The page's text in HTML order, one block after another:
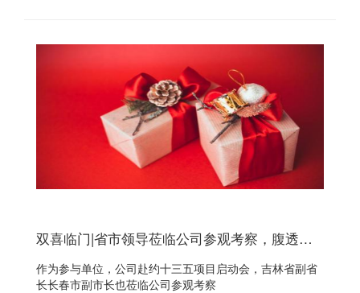
双喜临门|省市领导莅临公司参观考察，腹透机进入十三五国家重点研发专项
作为参与单位，公司赴约十三五项目启动会，吉林省副省
长长春市副市长也莅临公司参观考察